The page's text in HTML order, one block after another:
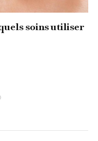
soins utiliser